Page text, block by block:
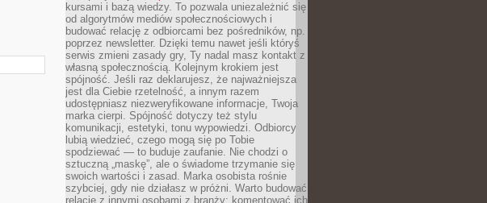
kursami i bazą wiedzy. To pozwala uniezależnić się
od algorytmów mediów społecznościowych i
budować relację z odbiorcami bez pośredników, np.
poprzez newsletter. Dzięki temu nawet jeśli któryś
serwis zmieni zasady gry, Ty nadal masz kontakt z
własną społecznością. Kolejnym krokiem jest
spójność. Jeśli raz deklarujesz, że najważniejsza
jest dla Ciebie rzetelność, a innym razem
udostępniasz niezweryfikowane informacje, Twoja
marka cierpi. Spójność dotyczy też stylu
komunikacji, estetyki, tonu wypowiedzi. Odbiorcy
lubią wiedzieć, czego mogą się po Tobie
spodziewać — to buduje zaufanie. Nie chodzi o
sztuczną „maskę”, ale o świadome trzymanie się
swoich wartości i zasad. Marka osobista rośnie
szybciej, gdy nie działasz w próżni. Warto budować
relacje z innymi osobami z branży: komentować ich